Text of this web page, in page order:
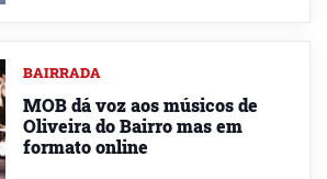
BAIRRADA
MOB dá voz aos músicos de
Oliveira do Bairro mas em
formato online